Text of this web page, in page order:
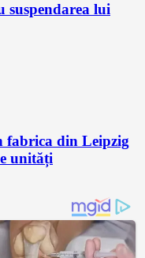
suspendarea lui
fabrica din Leipzig
unități